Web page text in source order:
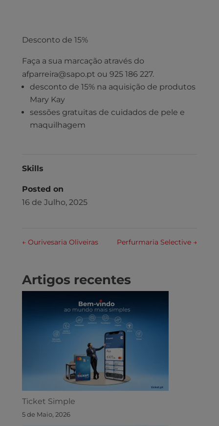
Desconto de 15%
Faça a sua marcação através do
afparreira@sapo.pt ou 925 186 227.
desconto de 15% na aquisição de produtos
Mary Kay
sessões gratuitas de cuidados de pele e
maquilhagem
Skills
Posted on
16 de Julho, 2025
←Ourivesaria Oliveiras Perfurmaria Selective →
Artigos recentes
Ticket Simple
5 de Maio, 2026